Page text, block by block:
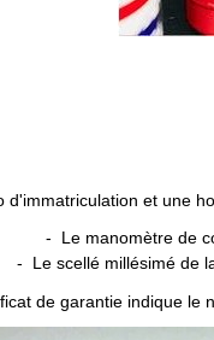
et une
- Le manomètre de
- Le scellé millésimé de
de garantie indique le